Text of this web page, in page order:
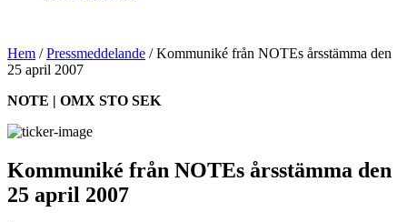
Hem /Pressmeddelande /Kommuniké från NOTEs årsstämma den
25 april 2007
NOTE | OMX STO SEK
Kommuniké från NOTEs årsstämma den
25 april 2007